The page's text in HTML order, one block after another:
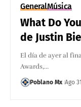
GeneralMúsica
What Do
de Justin
El día de ayer al
Awards,…
Poblano Mx Ago